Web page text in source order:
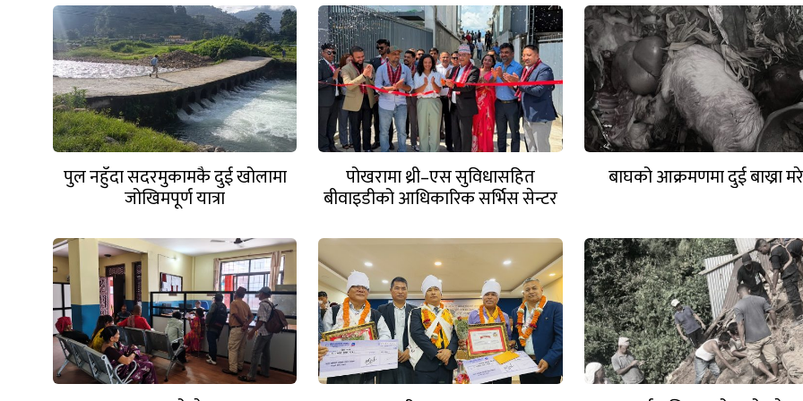
पुल नहुँदा सदरमुकामकै दुई खोलामा
जोखिमपूर्ण यात्रा
पोखरामा थ्री–एस सुविधासहित
बीवाइडीको आधिकारिक सर्भिस सेन्टर
बाघको आक्रमणमा दुई बाख्रा